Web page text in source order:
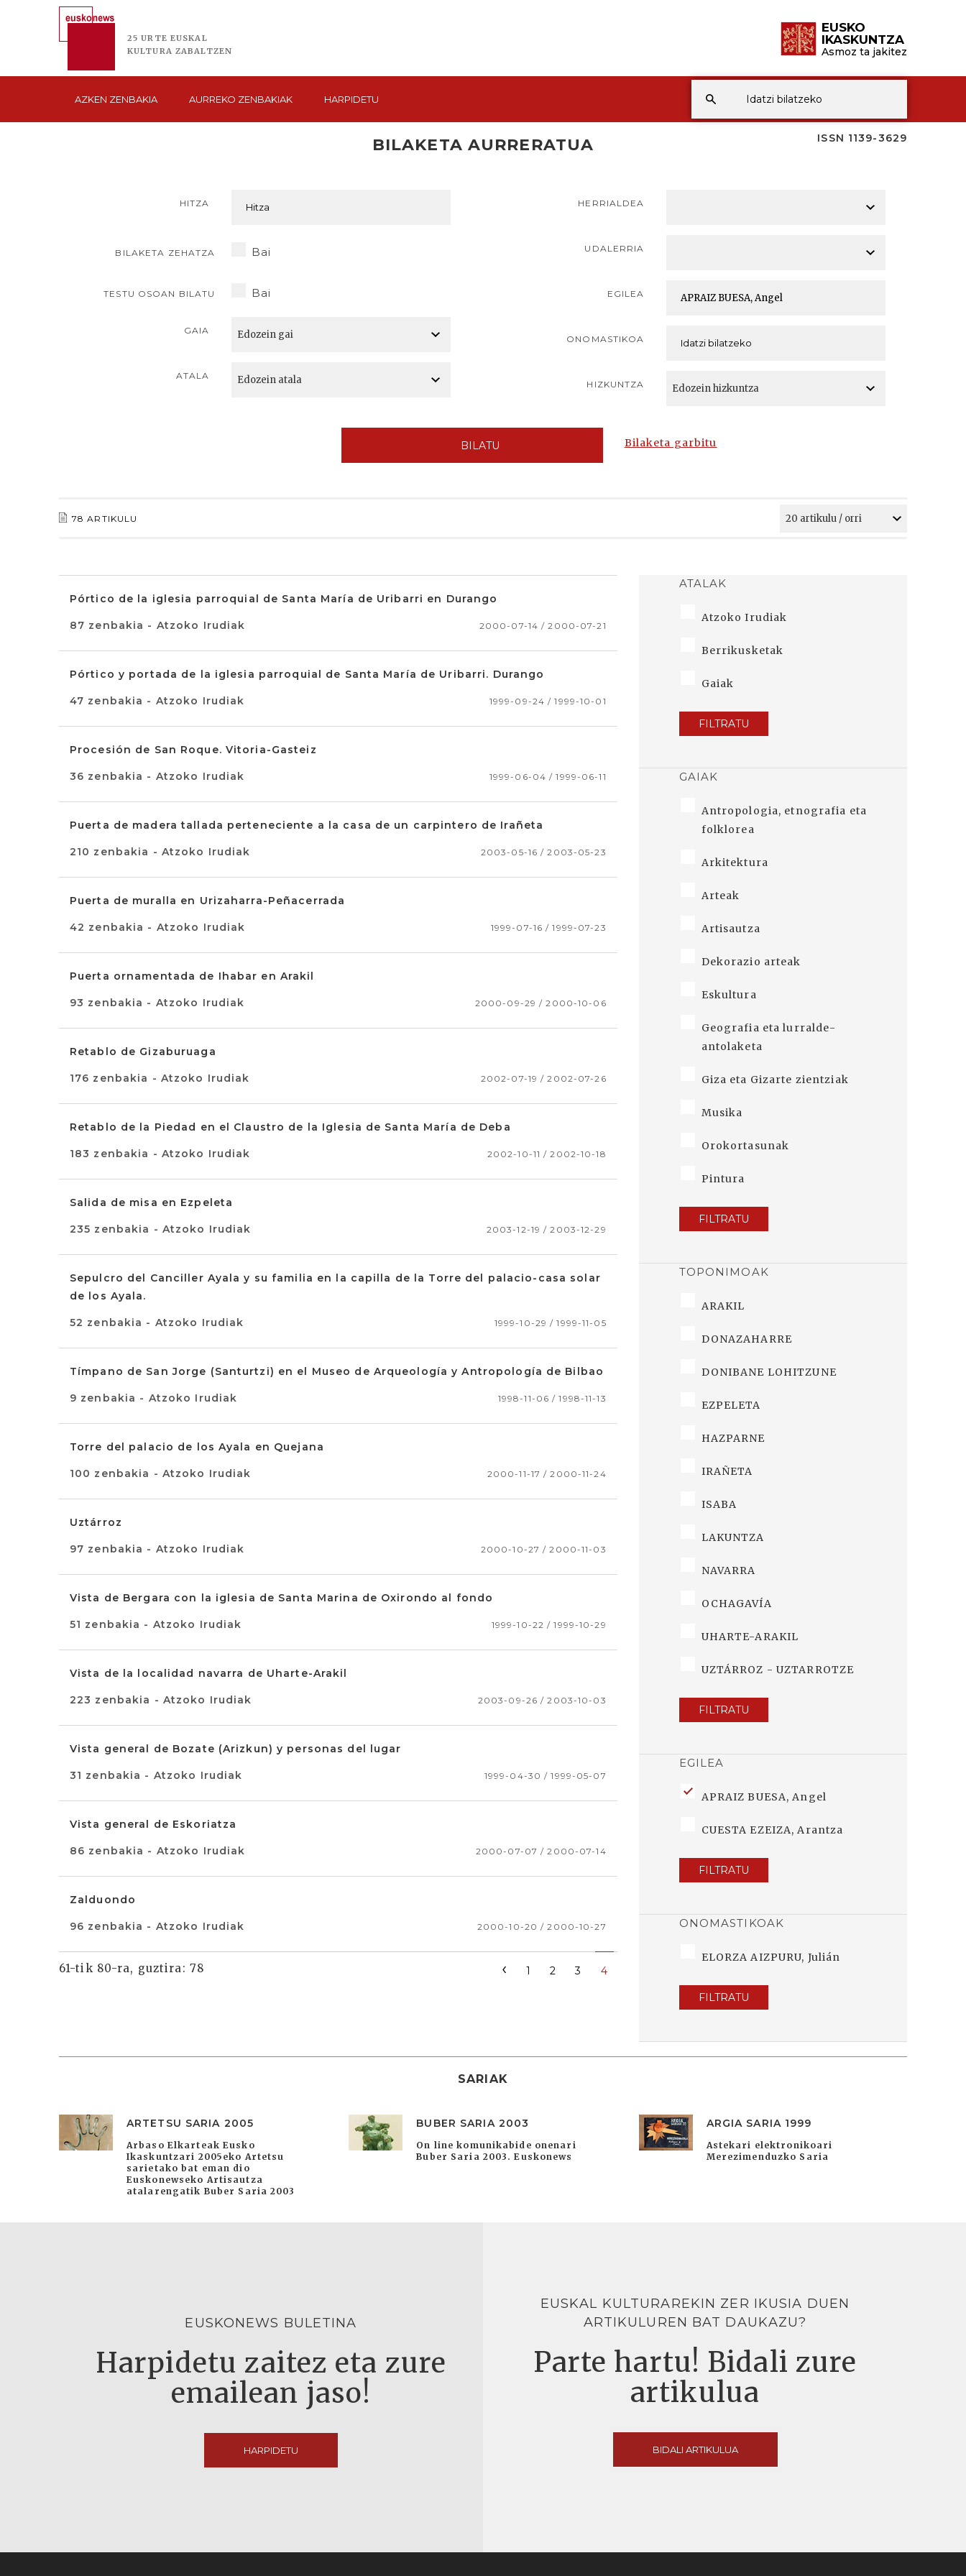
25 URTE EUSKAL
KULTURA ZABALTZEN
EUSKO
IKASKUNTZA
Asmoz ta jakitez
AZKEN ZENBAKIA AURREKO ZENBAKIAK HARPIDETU
ISSN 1139-3629
BILAKETA AURRERATUA
HITZA
BILAKETA ZEHATZA Bai
TESTU OSOAN BILATU Bai
GAIA
ATALA
HERRIALDEA
UDALERRIA
EGILEA
ONOMASTIKOA
HIZKUNTZA
BILATU Bilaketa garbitu
78 ARTIKULU
Pórtico de la iglesia parroquial de Santa María de Uribarri en Durango
87 zenbakia - Atzoko Irudiak 2000-07-14 / 2000-07-21
Pórtico y portada de la iglesia parroquial de Santa María de Uribarri. Durango
47 zenbakia - Atzoko Irudiak 1999-09-24 / 1999-10-01
Procesión de San Roque. Vitoria-Gasteiz
36 zenbakia - Atzoko Irudiak 1999-06-04 / 1999-06-11
Puerta de madera tallada perteneciente a la casa de un carpintero de Irañeta
210 zenbakia - Atzoko Irudiak 2003-05-16 / 2003-05-23
Puerta de muralla en Urizaharra-Peñacerrada
42 zenbakia - Atzoko Irudiak 1999-07-16 / 1999-07-23
Puerta ornamentada de Ihabar en Arakil
93 zenbakia - Atzoko Irudiak 2000-09-29 / 2000-10-06
Retablo de Gizaburuaga
176 zenbakia - Atzoko Irudiak 2002-07-19 / 2002-07-26
Retablo de la Piedad en el Claustro de la Iglesia de Santa María de Deba
183 zenbakia - Atzoko Irudiak 2002-10-11 / 2002-10-18
Salida de misa en Ezpeleta
235 zenbakia - Atzoko Irudiak 2003-12-19 / 2003-12-29
Sepulcro del Canciller Ayala y su familia en la capilla de la Torre del palacio-casa solar
de los Ayala.
52 zenbakia - Atzoko Irudiak 1999-10-29 / 1999-11-05
Tímpano de San Jorge (Santurtzi) en el Museo de Arqueología y Antropología de Bilbao
9 zenbakia - Atzoko Irudiak 1998-11-06 / 1998-11-13
Torre del palacio de los Ayala en Quejana
100 zenbakia - Atzoko Irudiak 2000-11-17 / 2000-11-24
Uztárroz
97 zenbakia - Atzoko Irudiak 2000-10-27 / 2000-11-03
Vista de Bergara con la iglesia de Santa Marina de Oxirondo al fondo
51 zenbakia - Atzoko Irudiak 1999-10-22 / 1999-10-29
Vista de la localidad navarra de Uharte-Arakil
223 zenbakia - Atzoko Irudiak 2003-09-26 / 2003-10-03
Vista general de Bozate (Arizkun) y personas del lugar
31 zenbakia - Atzoko Irudiak 1999-04-30 / 1999-05-07
Vista general de Eskoriatza
86 zenbakia - Atzoko Irudiak 2000-07-07 / 2000-07-14
Zalduondo
96 zenbakia - Atzoko Irudiak 2000-10-20 / 2000-10-27
61-tik 80-ra, guztira: 78 ‹ 1 2 3 4
ATALAK
Atzoko Irudiak
Berrikusketak
Gaiak
FILTRATU
GAIAK
Antropologia, etnografia eta
folklorea
Arkitektura
Arteak
Artisautza
Dekorazio arteak
Eskultura
Geografia eta lurralde-
antolaketa
Giza eta Gizarte zientziak
Musika
Orokortasunak
Pintura
FILTRATU
TOPONIMOAK
ARAKIL
DONAZAHARRE
DONIBANE LOHITZUNE
EZPELETA
HAZPARNE
IRAÑETA
ISABA
LAKUNTZA
NAVARRA
OCHAGAVÍA
UHARTE-ARAKIL
UZTÁRROZ - UZTARROTZE
FILTRATU
EGILEA
APRAIZ BUESA, Angel
CUESTA EZEIZA, Arantza
FILTRATU
ONOMASTIKOAK
ELORZA AIZPURU, Julián
FILTRATU
SARIAK
ARTETSU SARIA 2005
Arbaso Elkarteak Eusko
Ikaskuntzari 2005eko Artetsu
sarietako bat eman dio
Euskonewseko Artisautza
atalarengatik Buber Saria 2003
BUBER SARIA 2003
On line komunikabide onenari
Buber Saria 2003. Euskonews
ARGIA SARIA 1999
Astekari elektronikoari
Merezimenduzko Saria
EUSKONEWS BULETINA
Harpidetu zaitez eta zure
emailean jaso!
HARPIDETU
EUSKAL KULTURAREKIN ZER IKUSIA DUEN
ARTIKULUREN BAT DAUKAZU?
Parte hartu! Bidali zure
artikulua
BIDALI ARTIKULUA